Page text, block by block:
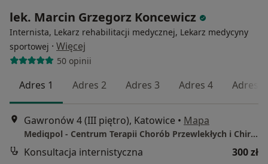
lek. Marcin Grzegorz Koncewicz
Internista, Lekarz rehabilitacji medycznej, Lekarz medycyny
sportowej · Więcej
50 opinii
Adres 1 Adres 2 Adres 3 Adres 4 Adres 5
Gawronów 4 (III piętro), Katowice • Mapa
Mediqpol - Centrum Terapii Chorób Przewlekłych i Chirurgii Wielospecjalistycznej
Konsultacja internistyczna
300 zł